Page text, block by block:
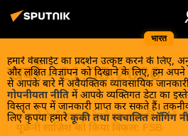
भारत
हमारे वेबसाईट का प्रदर्शन उत्कृष्ट करने के लिए,
और लक्षित विज्ञापन को दिखाने के लिए, हम अपने
से आपके बारे में अवैयक्तिक व्यावसायिक
गोपनीयता नीति में आपके व्यक्तिगत डेटा का
विस्तृत रूप में जानकारी प्राप्त कर सकते हैं।
लिए कृपया हमारे कूकी तथा स्वचालित लॉगिंग
खबरें - 21.05.2026
रूस ने केर्च शहर में रेलवे पर आतंकी हमले
यूक्रेनी साज़िश को किया विफल: FSB